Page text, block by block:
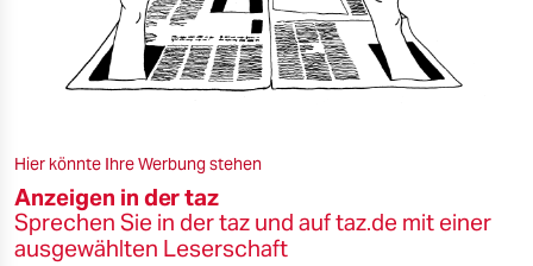
Hier könnte Ihre Werbung stehen
Anzeigen in der taz
Sprechen Sie in der taz und auf taz.de mit einer
ausgewählten Leserschaft